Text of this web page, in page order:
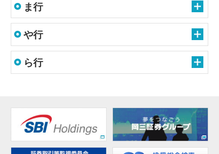
ま行
や行
ら行